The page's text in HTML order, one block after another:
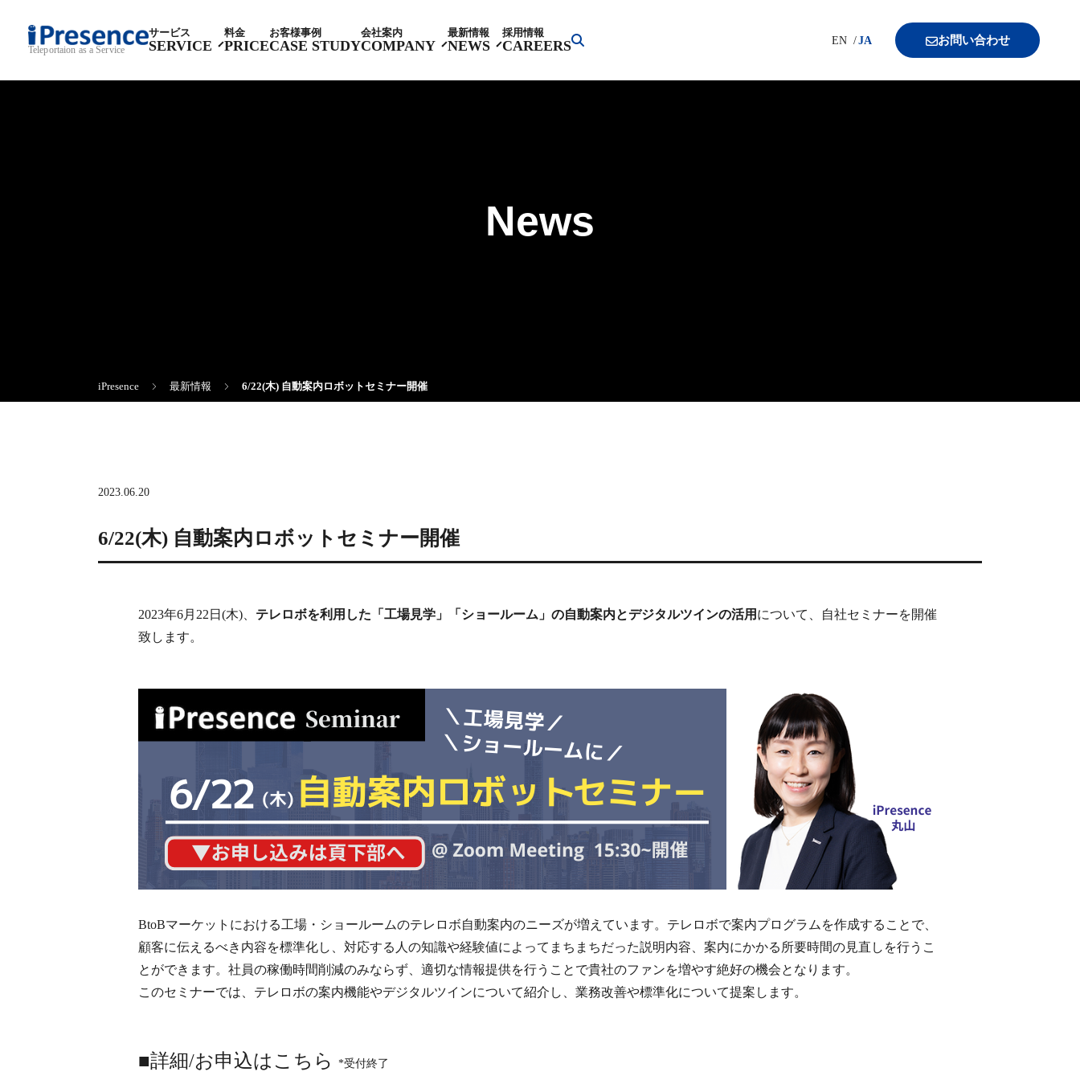
Teleportaion as a Service
サービス
SERVICE
料金
PRICE
お客様事例
CASE STUDY
会社案内
COMPANY
最新情報
NEWS
採用情報
CAREERS EN JA お問い合わせ
News
iPresence 最新情報 6/22(木) 自動案内ロボットセミナー開催
2023.06.20
6/22(木) 自動案内ロボットセミナー開催
2023年6月22日(木)、 テレロボを利用した「工場見学」「ショールーム」の自動案内とデジタルツインの活用 について、自社セミナーを開催
致します。
BtoBマーケットにおける工場・ショールームのテレロボ自動案内のニーズが増えています。テレロボで案内プログラムを作成することで、
顧客に伝えるべき内容を標準化し、対応する人の知識や経験値によってまちまちだった説明内容、案内にかかる所要時間の見直しを行うこ
とができます。社員の稼働時間削減のみならず、適切な情報提供を行うことで貴社のファンを増やす絶好の機会となります。
このセミナーでは、テレロボの案内機能やデジタルツインについて紹介し、業務改善や標準化について提案します。
■詳細/お申込はこちら *受付終了